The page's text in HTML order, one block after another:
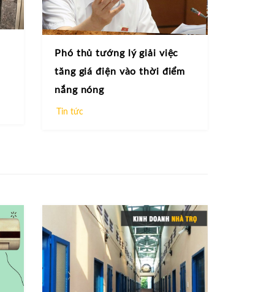
Phó thủ tướng lý giải việc
tăng giá điện vào thời điểm
nắng nóng
Tin tức